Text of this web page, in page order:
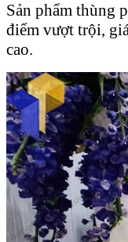
Sản phẩm thùng
điểm vượt trội,
cao.